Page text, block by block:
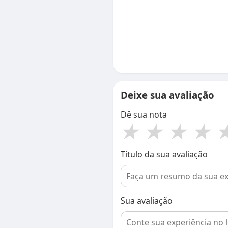
Deixe sua avaliação
Dê sua nota
★ ★ ★ ★
Título da sua avaliação
Sua avaliação